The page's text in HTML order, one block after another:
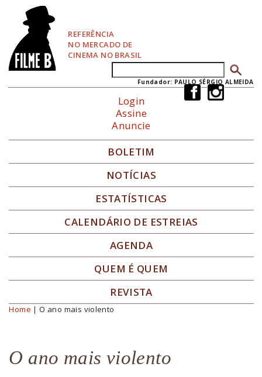
REFERÊNCIA
NO MERCADO DE
CINEMA NO BRASIL
Formulário de busca
Fundador: PAULO SÉRGIO ALMEIDA
Login
Assine
Anuncie
BOLETIM
NOTÍCIAS
ESTATÍSTICAS
CALENDÁRIO DE ESTREIAS
AGENDA
QUEM É QUEM
REVISTA
Você está aqui
Home | O ano mais violento
O ano mais violento